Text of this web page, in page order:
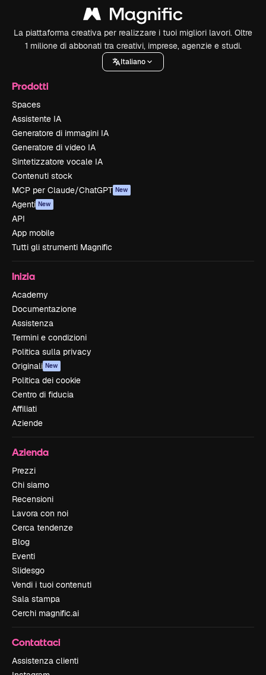
La piattaforma creativa per realizzare i tuoi migliori lavori. Oltre
1 milione di abbonati tra creativi, imprese, agenzie e studi.
Italiano
Prodotti
Spaces
Assistente IA
Generatore di immagini IA
Generatore di video IA
Sintetizzatore vocale IA
Contenuti stock
MCP per Claude/ChatGPT New
Agenti New
API
App mobile
Tutti gli strumenti Magnific
Inizia
Academy
Documentazione
Assistenza
Termini e condizioni
Politica sulla privacy
Originali New
Politica dei cookie
Centro di fiducia
Affiliati
Aziende
Azienda
Prezzi
Chi siamo
Recensioni
Lavora con noi
Cerca tendenze
Blog
Eventi
Slidesgo
Vendi i tuoi contenuti
Sala stampa
Cerchi magnific.ai
Contattaci
Assistenza clienti